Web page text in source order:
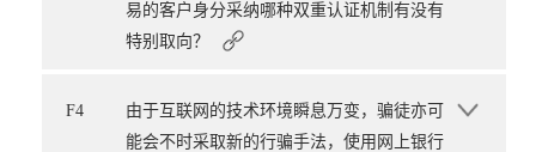
易的客户身分采纳哪种双重认证机制有没有
特别取向？
F4
由于互联网的技术环境瞬息万变，骗徒亦可
能会不时采取新的行骗手法，使用网上银行